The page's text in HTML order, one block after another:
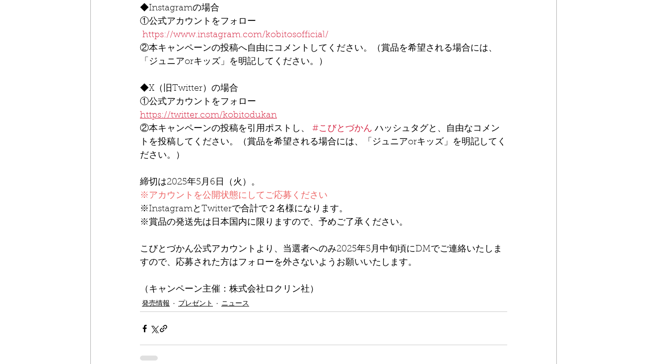
◆Instagramの場合
①公式アカウントをフォロー
https://www.instagram.com/kobitosofficial/
②本キャンペーンの投稿へ自由にコメントしてください。（賞品を希望される場合には、
「ジュニアorキッズ」を明記してください。）
◆X（旧Twitter）の場合
①公式アカウントをフォロー
https://twitter.com/kobitodukan
②本キャンペーンの投稿を引用ポストし、 #こびとづかん ハッシュタグと、自由なコメン
トを投稿してください。（賞品を希望される場合には、「ジュニアorキッズ」を明記してく
ださい。）
締切は2025年5月6日（火）。
※アカウントを公開状態にしてご応募ください
※InstagramとTwitterで合計で２名様になります。
※賞品の発送先は日本国内に限りますので、予めご了承ください。
こびとづかん公式アカウントより、当選者へのみ2025年5月中旬頃にDMでご連絡いたしま
すので、応募された方はフォローを外さないようお願いいたします。
（キャンペーン主催：株式会社ロクリン社）
発売情報 プレゼント ニュース